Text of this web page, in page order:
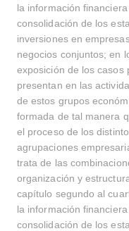
la información
consolidación de los
inversiones en
negocios conjuntos; en
exposición de los casos
presentan en las
de estos grupos
formada de tal manera
el proceso de los
agrupaciones
trata de las
organización y
capítulo segundo al
la información
consolidación de los